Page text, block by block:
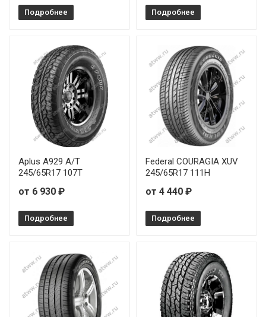
Подробнее Подробнее
Aplus A929 A/T
245/65R17 107T
от 6 930 ₽
Подробнее
Federal COURAGIA XUV
245/65R17 111H
от 4 440 ₽
Подробнее